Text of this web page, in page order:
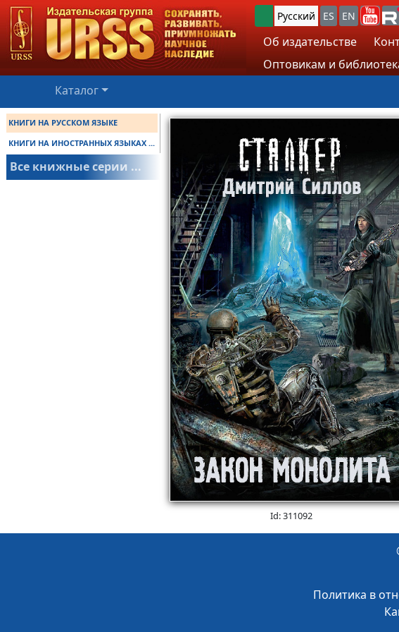
Русский ES EN
Об издательстве
Оптовикам и
Каталог
КНИГИ НА РУССКОМ ЯЗЫКЕ
КНИГИ НА ИНОСТРАННЫХ ЯЗЫКАХ ...
Все книжные серии ...
Id: 311092
Политика в